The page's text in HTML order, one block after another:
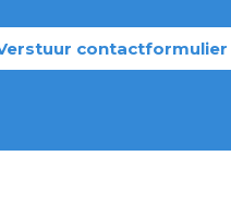
contactformulier